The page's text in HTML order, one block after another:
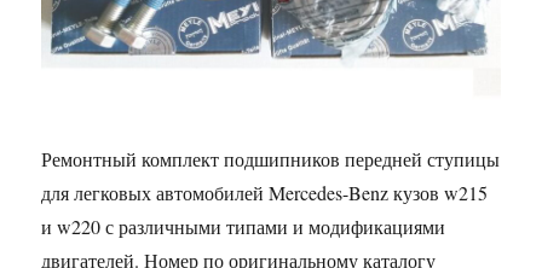
Ремонтный комплект подшипников передней ступицы
для легковых автомобилей Mercedes-Benz кузов w215
и w220 с различными типами и модификациями
двигателей. Номер по оригинальному каталогу